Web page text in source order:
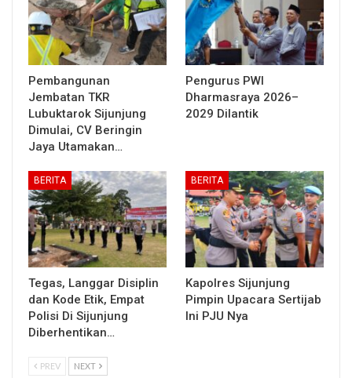
Pembangunan
Jembatan TKR
Lubuktarok Sijunjung
Dimulai, CV Beringin
Jaya Utamakan…
Pengurus PWI
Dharmasraya 2026–
2029 Dilantik
BERITA
Tegas, Langgar Disiplin
dan Kode Etik, Empat
Polisi Di Sijunjung
Diberhentikan…
BERITA
Kapolres Sijunjung
Pimpin Upacara Sertijab
Ini PJU Nya
PREV NEXT